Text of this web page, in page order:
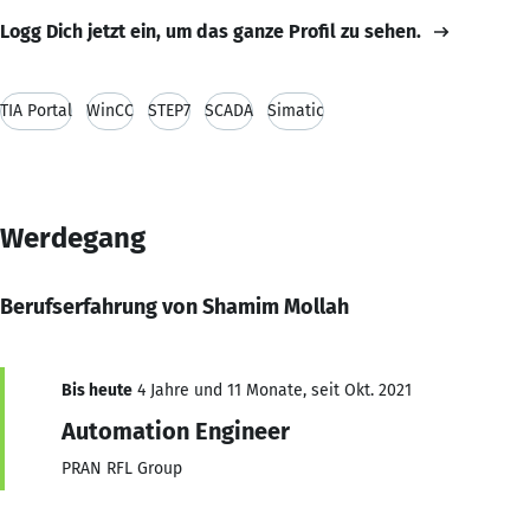
Logg Dich jetzt ein, um das ganze Profil zu sehen.
TIA Portal WinCC STEP7 SCADA Simatic
Werdegang
Berufserfahrung von Shamim Mollah
Bis heute 4 Jahre und 11 Monate, seit Okt. 2021
Automation Engineer
PRAN RFL Group